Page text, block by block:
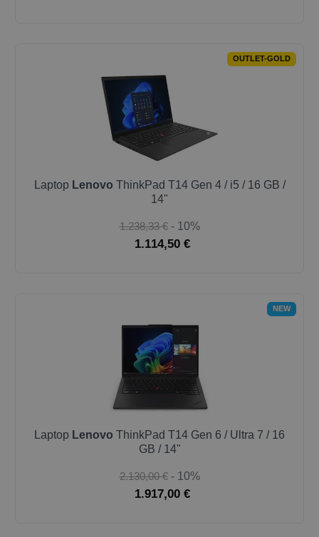
OUTLET-GOLD
Laptop Lenovo ThinkPad T14 Gen 4 / i5 / 16 GB /
14"
1.238,33 € - 10%
1.114,50 €
NEW
Laptop Lenovo ThinkPad T14 Gen 6 / Ultra 7 / 16
GB / 14"
2.130,00 € - 10%
1.917,00 €